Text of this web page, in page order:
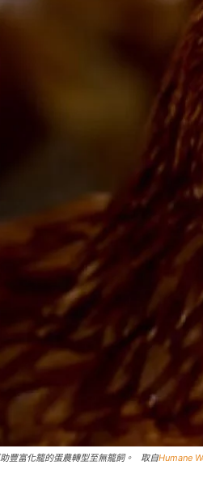
豐富化籠的蛋農轉型至無籠飼。 取自Humane